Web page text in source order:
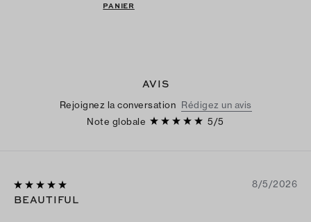
PANIER
AVIS
Rejoignez la conversation Rédigez un avis
Note globale
5/5
8/5/2026
BEAUTIFUL